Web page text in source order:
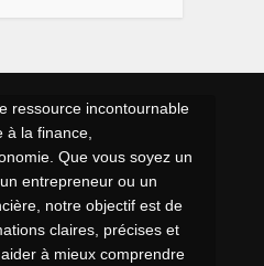
ressource incontournable
à la finance,
Que vous soyez un
entrepreneur ou un
notre objectif est de
claires, précises et
à mieux comprendre